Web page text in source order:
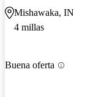
Mishawaka, IN
4 millas
Buena oferta